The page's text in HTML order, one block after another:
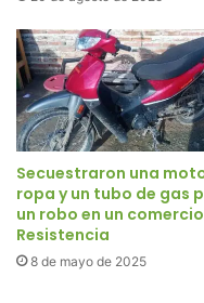
Secuestraron una
ropa y un tubo de gas
un robo en un
Resistencia
8 de mayo de 2025